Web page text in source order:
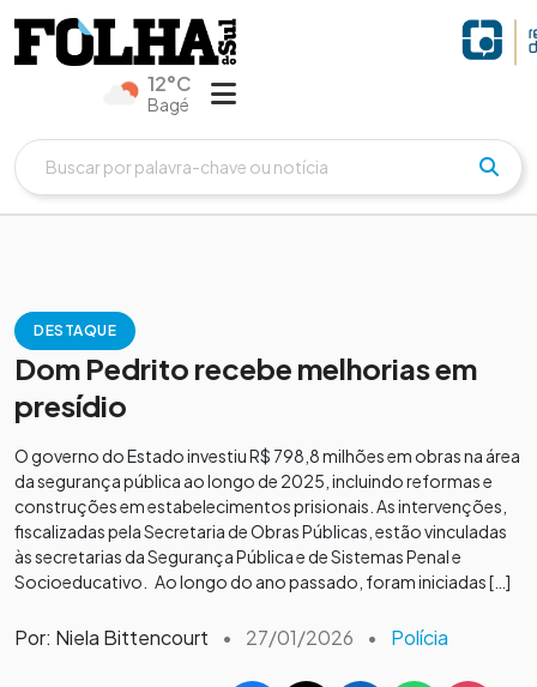
12°C
Bagé
DESTAQUE
Dom Pedrito recebe melhorias em
presídio
O governo do Estado investiu R$ 798,8 milhões em obras na área
da segurança pública ao longo de 2025, incluindo reformas e
construções em estabelecimentos prisionais. As intervenções,
fiscalizadas pela Secretaria de Obras Públicas, estão vinculadas
às secretarias da Segurança Pública e de Sistemas Penal e
Socioeducativo. Ao longo do ano passado, foram iniciadas […]
Por: Niela Bittencourt • 27/01/2026 • Polícia